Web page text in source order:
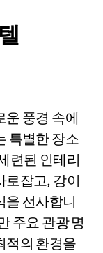
운 풍경 속에
특별한 장소
련된 인테리
로잡고, 강이
을 선사합니
주요 관광 명
적의 환경을